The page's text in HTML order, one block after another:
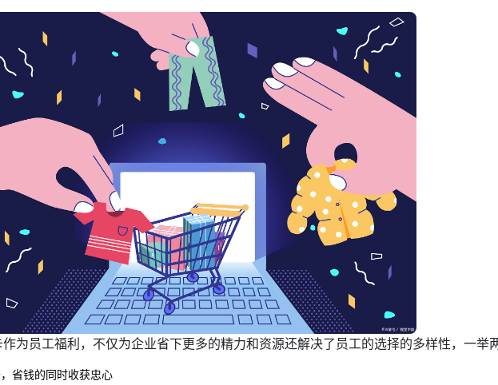
为员工福利，不仅为企业省下更多的精力和资源还解决了员工的选择的多样性，一举
省钱的同时收获忠心